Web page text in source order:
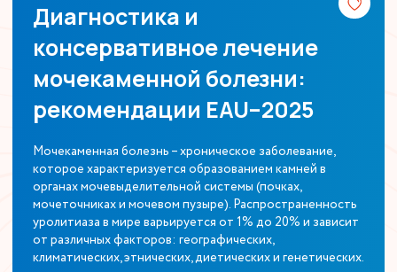
Диагностика и
консервативное лечение
мочекаменной болезни:
рекомендации EAU–2025
Мочекаменная болезнь – хроническое заболевание,
которое характеризуется образованием камней в
органах мочевыделительной системы (почках,
мочеточниках и мочевом пузыре). Распространенность
уролитиаза в мире варьируется от 1% до 20% и зависит
от различных факторов: географических,
климатических, этнических, диетических и генетических.